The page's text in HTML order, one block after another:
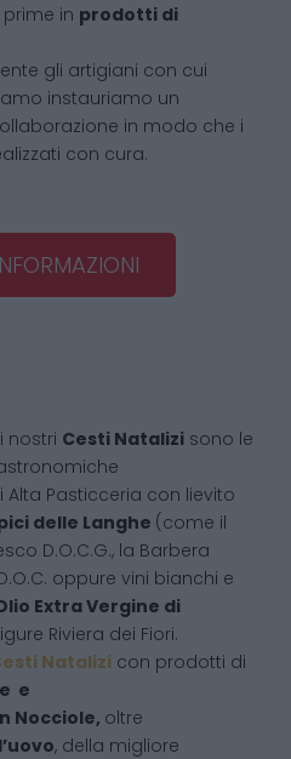
in prodotti di
gli artigiani con cui
instauriamo un
in modo che i
con cura.
nostri Cesti Natalizi sono le
Alta Pasticceria con lievito
delle Langhe (come il
D.O.C.G., la Barbera
oppure vini bianchi e
Extra Vergine di
Riviera dei Fiori.
Natalizi con prodotti di
e
Nocciole, oltre
, della migliore